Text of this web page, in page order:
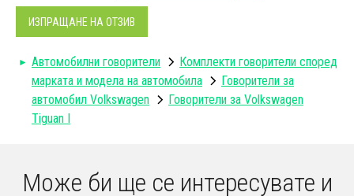
ИЗПРАЩАНЕ НА ОТЗИВ
Автомобилни говорители
Комплекти говорители според
марката и модела на автомобила
Говорители за
автомобил Volkswagen
Говорители за Volkswagen
Tiguan I
Може би ще се интересувате и